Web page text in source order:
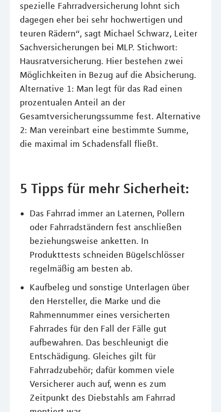
spezielle Fahrradversicherung lohnt sich
dagegen eher bei sehr hochwertigen und
teuren Rädern“, sagt Michael Schwarz, Leiter
Sachversicherungen bei MLP. Stichwort:
Hausratversicherung. Hier bestehen zwei
Möglichkeiten in Bezug auf die Absicherung.
Alternative 1: Man legt für das Rad einen
prozentualen Anteil an der
Gesamtversicherungssumme fest. Alternative
2: Man vereinbart eine bestimmte Summe,
die maximal im Schadensfall fließt.
5 Tipps für mehr Sicherheit:
Das Fahrrad immer an Laternen, Pollern
oder Fahrradständern fest anschließen
beziehungsweise anketten. In
Produkttests schneiden Bügelschlösser
regelmäßig am besten ab.
Kaufbeleg und sonstige Unterlagen über
den Hersteller, die Marke und die
Rahmennummer eines versicherten
Fahrrades für den Fall der Fälle gut
aufbewahren. Das beschleunigt die
Entschädigung. Gleiches gilt für
Fahrradzubehör; dafür kommen viele
Versicherer auch auf, wenn es zum
Zeitpunkt des Diebstahls am Fahrrad